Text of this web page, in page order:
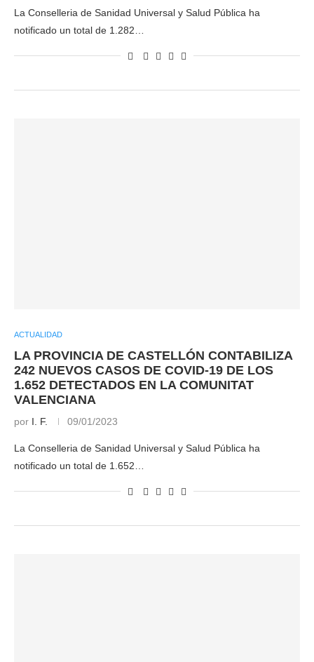
La Conselleria de Sanidad Universal y Salud Pública ha
notificado un total de 1.282…
ACTUALIDAD
LA PROVINCIA DE CASTELLÓN CONTABILIZA
242 NUEVOS CASOS DE COVID-19 DE LOS
1.652 DETECTADOS EN LA COMUNITAT
VALENCIANA
por I. F. 09/01/2023
La Conselleria de Sanidad Universal y Salud Pública ha
notificado un total de 1.652…